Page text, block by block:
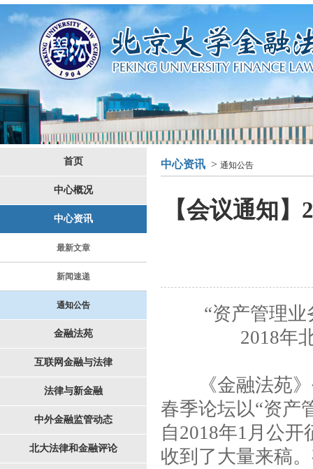
首页
中心概况
中心资讯
最新文章
新闻速递
通知公告
金融法苑
互联网金融与法律
法律与新金融
中外金融监管动态
北大法律和金融评论
中心资讯 > 通知公告
【会议通知
“资产管理
2018年
《金融法苑》
春季论坛以“资产
自2018年1月公
收到了大量来稿